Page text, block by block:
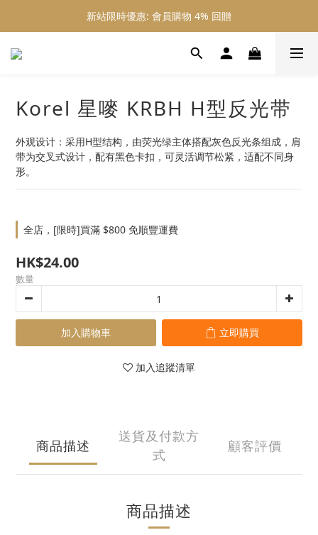
新站限時優惠: 會員購物 4% 回贈
新站限時優惠: 會員購物 4% 回贈
新站限時優惠: 滿 $800 順豐免運費
Korel 星嘜 KRBH H型反光带
‌外观设计‌：采用H型结构，由荧光绿主体搭配灰色反光条组成，肩
带为交叉式设计，配有黑色卡扣，可灵活调节松紧，适配不同身
形。
全店，[限時]買滿 $800 免順豐運費
HK$24.00
數量
加入購物車 立即購買
加入追蹤清單
商品描述
送貨及付款方
式
顧客評價
商品描述